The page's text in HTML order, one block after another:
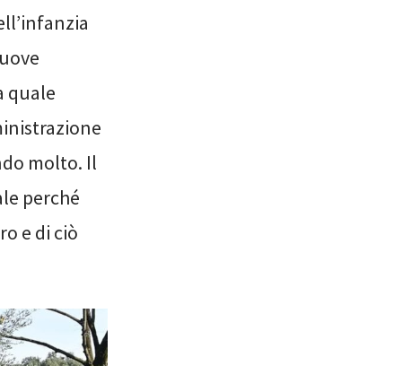
quale
molto. Il
perché
e di ciò